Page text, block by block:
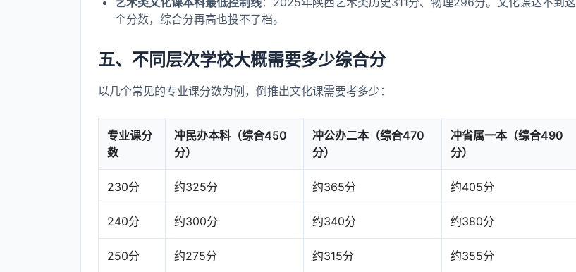
个分数，综合分再高也投不了档。
五、不同层次学校大概需要多少综合分
以几个常见的专业课分数为例，倒推出文化课需要考多少：
专业课分
数
冲民办本科（综合450
分）
冲公办二本（综合470
分）
冲省属一本（综合490
分）
230分 约325分 约365分 约405分
240分 约300分 约340分 约380分
250分 约275分 约315分 约355分